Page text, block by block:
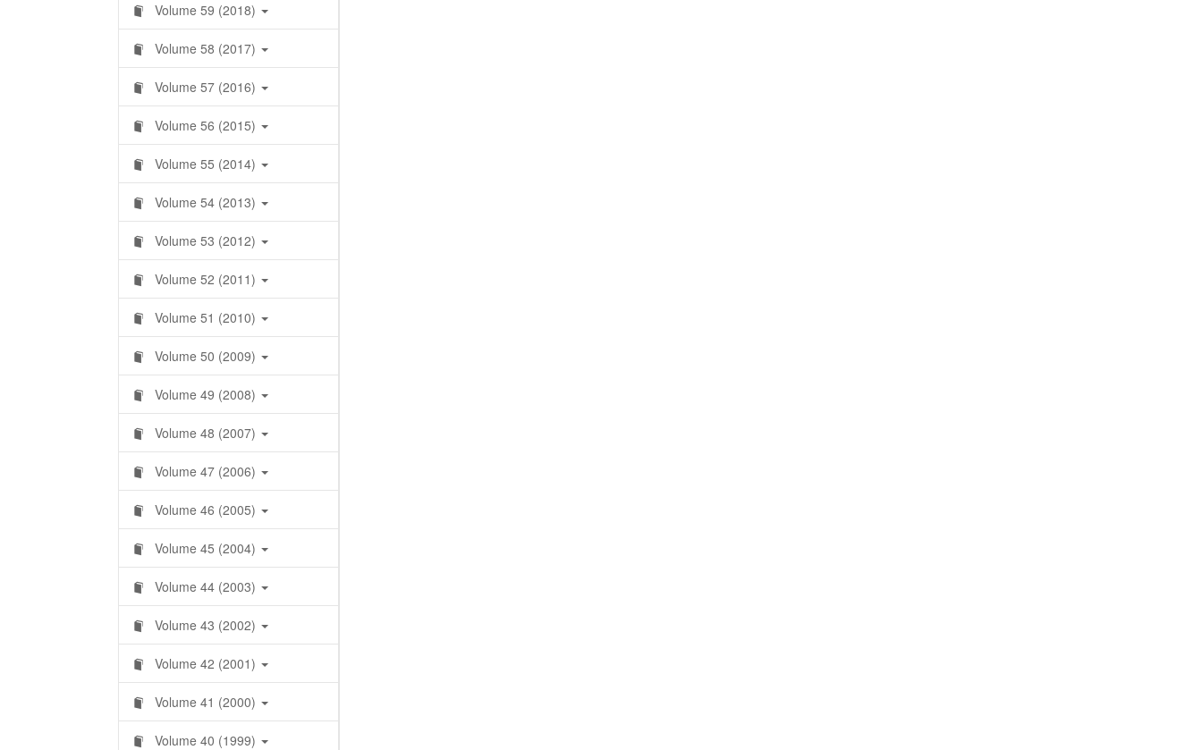
Volume 59 (2018)
Volume 58 (2017)
Volume 57 (2016)
Volume 56 (2015)
Volume 55 (2014)
Volume 54 (2013)
Volume 53 (2012)
Volume 52 (2011)
Volume 51 (2010)
Volume 50 (2009)
Volume 49 (2008)
Volume 48 (2007)
Volume 47 (2006)
Volume 46 (2005)
Volume 45 (2004)
Volume 44 (2003)
Volume 43 (2002)
Volume 42 (2001)
Volume 41 (2000)
Volume 40 (1999)